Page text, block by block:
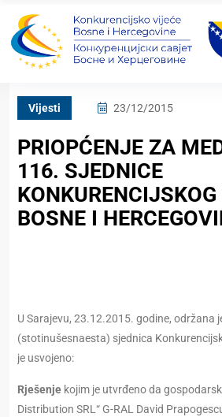
Vijesti 23/12/2015
PRIOPĆENJE ZA
116. SJEDNICE
BOSNE I
U Sarajevu, 23.12.2015. godine, održana
(stotinušesnaesta) sjednica
je usvojeno:
Rješenje kojim je utvrđeno da
Distribution SRL“ G-RAL David